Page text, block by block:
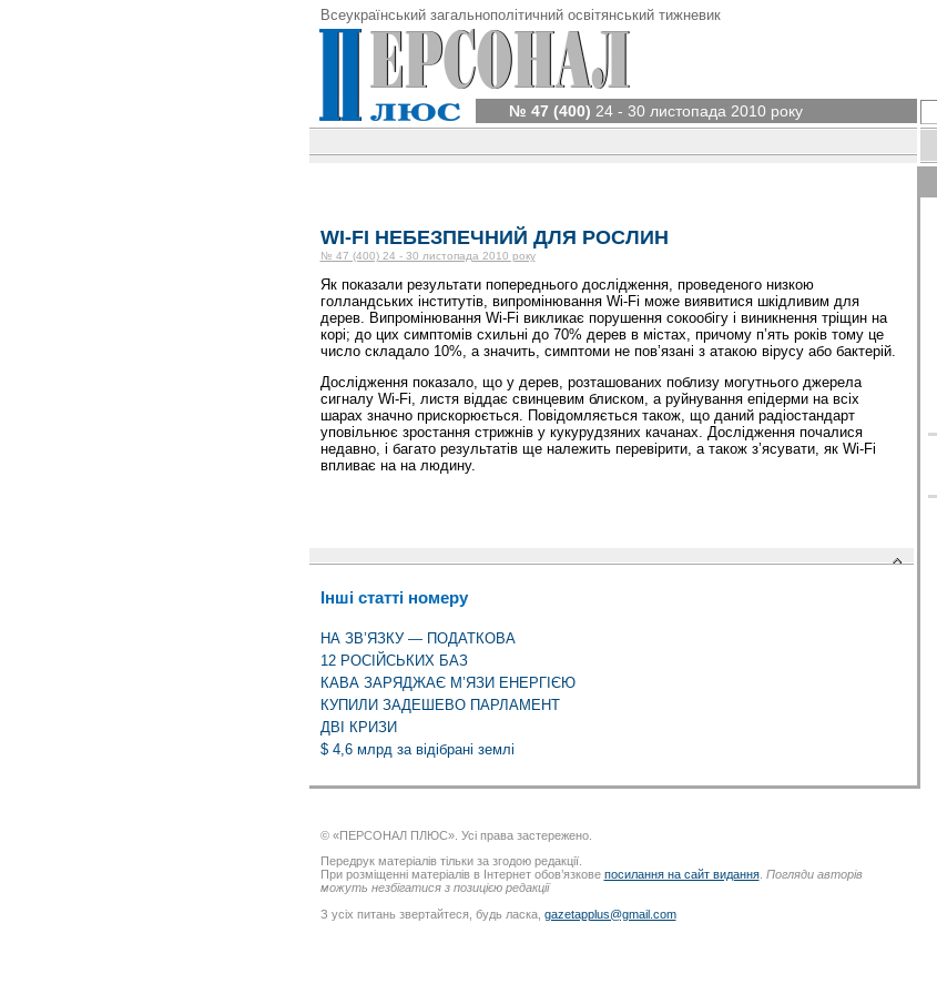
Всеукраїнський загальнополітичний освітянський тижневик
№ 47 (400) 24 - 30 листопада 2010 року
WI-FI НЕБЕЗПЕЧНИЙ ДЛЯ РОСЛИН
№ 47 (400) 24 - 30 листопада 2010 року
Як показали результати попереднього дослідження, проведеного низкою
голландських інститутів, випромінювання Wi-Fi може виявитися шкідливим для
дерев. Випромінювання Wi-Fi викликає порушення сокообігу і виникнення тріщин на
корі; до цих симптомів схильні до 70% дерев в містах, причому п’ять років тому це
число складало 10%, а значить, симптоми не пов’язані з атакою вірусу або бактерій.
Дослідження показало, що у дерев, розташованих поблизу могутнього джерела
сигналу Wi-Fi, листя віддає свинцевим блиском, а руйнування епідерми на всіх
шарах значно прискорюється. Повідомляється також, що даний радіостандарт
уповільнює зростання стрижнів у кукурудзяних качанах. Дослідження почалися
недавно, і багато результатів ще належить перевірити, а також з’ясувати, як Wi-Fi
впливає на на людину.
Інші статті номеру
НА ЗВ’ЯЗКУ — ПОДАТКОВА
12 РОСІЙСЬКИХ БАЗ
КАВА ЗАРЯДЖАЄ М’ЯЗИ ЕНЕРГІЄЮ
КУПИЛИ ЗАДЕШЕВО ПАРЛАМЕНТ
ДВІ КРИЗИ
$ 4,6 млрд за відібрані землі
© «ПЕРСОНАЛ ПЛЮС». Усі права застережено.
Передрук матеріалів тільки за згодою редакції.
При розміщенні матеріалів в Інтернет обов’язкове посилання на сайт видання. Погляди авторів
можуть незбігатися з позицією редакції
З усіх питань звертайтеся, будь ласка, gazetapplus@gmail.com